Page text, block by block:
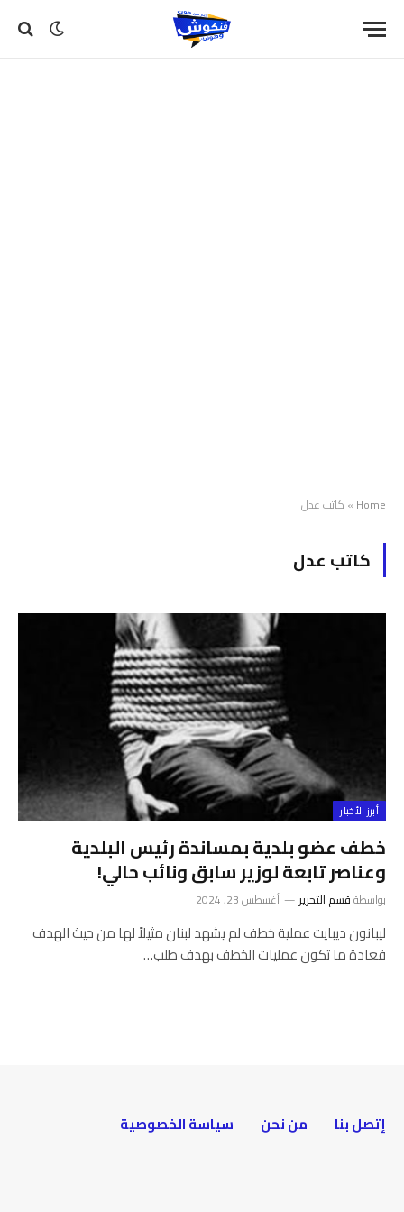
Home
» كاتب عدل
كاتب عدل
أبرز الأخبار
خطف عضو بلدية بمساندة رئيس البلدية
وعناصر تابعة لوزير سابق ونائب حالي!
بواسطةقسم التحرير أغسطس 23, 2024
ليبانون ديبايت عملية خطف لم يشهد لبنان مثيلاً لها من حيث الهدف
فعادة ما تكون عمليات الخطف بهدف طلب…
إتصل بنا من نحن سياسة الخصوصية